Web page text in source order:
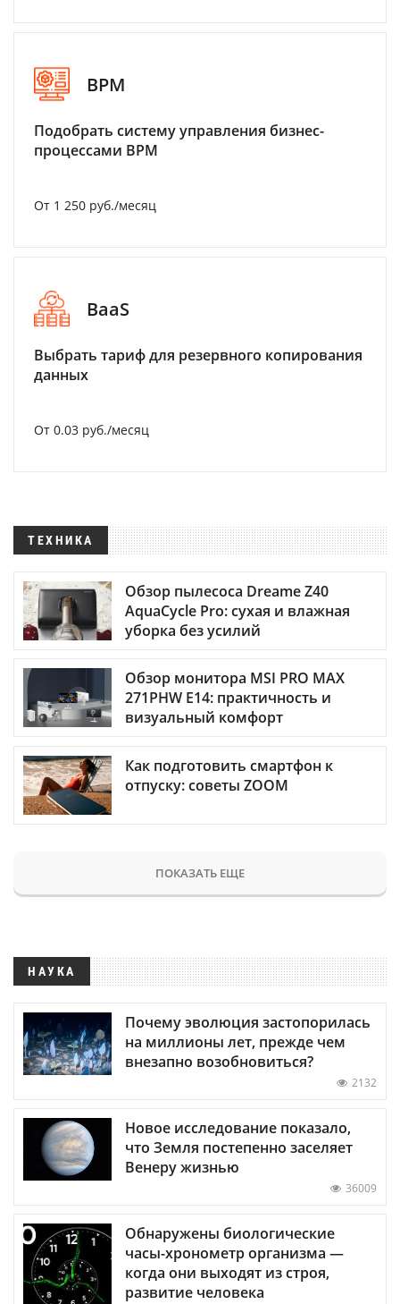
BPM
Подобрать систему управления бизнес-
процессами BPM
От 1 250 руб./месяц
BaaS
Выбрать тариф для резервного копирования
данных
От 0.03 руб./месяц
ТЕХНИКА
Обзор пылесоса Dreame Z40
AquaCycle Pro: сухая и влажная
уборка без усилий
Обзор монитора MSI PRO MAX
271PHW E14: практичность и
визуальный комфорт
Как подготовить смартфон к
отпуску: советы ZOOM
ПОКАЗАТЬ ЕЩЕ
НАУКА
Почему эволюция застопорилась
на миллионы лет, прежде чем
внезапно возобновиться?
2132
Новое исследование показало,
что Земля постепенно заселяет
Венеру жизнью
36009
Обнаружены биологические
часы-хронометр организма —
когда они выходят из строя,
развитие человека